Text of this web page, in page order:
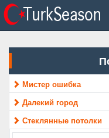
Мистер ошибка
Далекий город
Стеклянные потолки